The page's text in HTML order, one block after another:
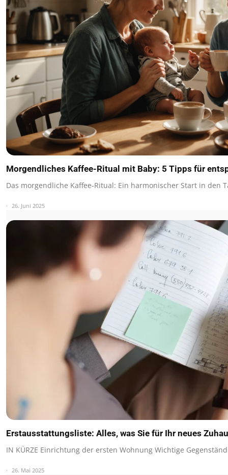
Morgendliches Kaffee-Ritual mit Baby: 5 Tipps für
Das morgendliche Kaffee-Ritual: Ein harmonischer Start in den
26. Juni 2025
Erstausstattungsliste: Alles, was Sie für Ihr neues
IN KÜRZE Einrichtung der ersten Wohnung Wichtige
26. Mai 2025